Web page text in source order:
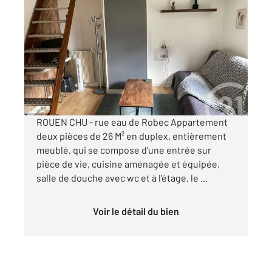
ROUEN 76
25,57 m 2, 2 pièces
Ref : 34449
Appartement F1Bis à louer
580 €
par mois charges comprises
ROUEN CHU - rue eau de Robec Appartement
deux pièces de 26 M² en duplex, entièrement
meublé, qui se compose d'une entrée sur
pièce de vie, cuisine aménagée et équipée,
salle de douche avec wc et à l'étage, le ...
Voir le détail du bien